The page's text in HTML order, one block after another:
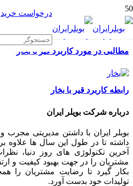
درخواست خرید
مطالبی در مورد کاربرد قیر با بخار
رابطه کاربرد قیر با بخار
درباره شرکت بویلر ایران
بویلر ایران با داشتن مدیریتی
داشته تا در طول این سال ها علاوه
آخرین تکنولوژی های روز دنیا،
مشتریان را در جهت بهبود کیفیت و
بکار گیرد تا رضایت مشتریان را
تولیدات خود بدست آورد.